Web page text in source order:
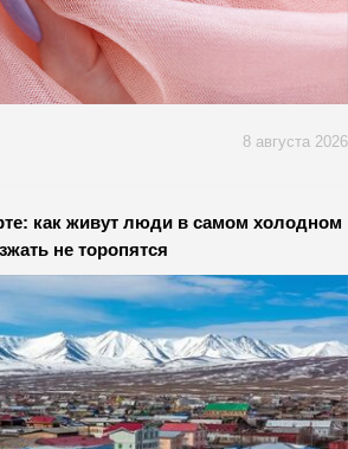
8 августа 2026
как живут люди в самом холодном
не торопятся